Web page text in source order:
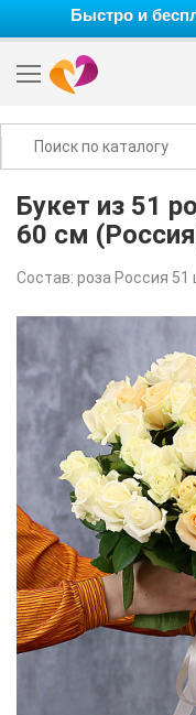
Быстро и
Букет из 51
60 см
Состав: роза Россия